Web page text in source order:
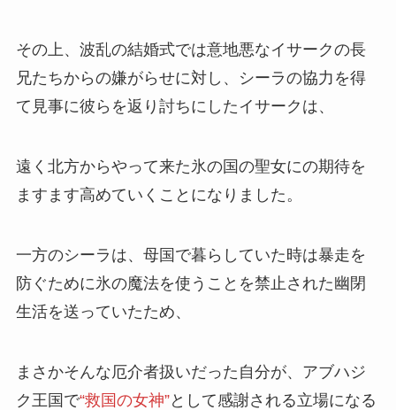
その上、波乱の結婚式では意地悪なイサークの長
兄たちからの嫌がらせに対し、シーラの協力を得
て見事に彼らを返り討ちにしたイサークは、
遠く北方からやって来た氷の国の聖女にの期待を
ますます高めていくことになりました。
一方のシーラは、母国で暮らしていた時は暴走を
防ぐために氷の魔法を使うことを禁止された幽閉
生活を送っていたため、
まさかそんな厄介者扱いだった自分が、アブハジ
ク王国で“救国の女神”として感謝される立場になる